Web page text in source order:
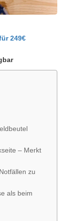
249€
– Merkt
zu
als beim